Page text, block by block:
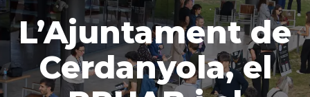
L’Ajuntament de
Cerdanyola, el